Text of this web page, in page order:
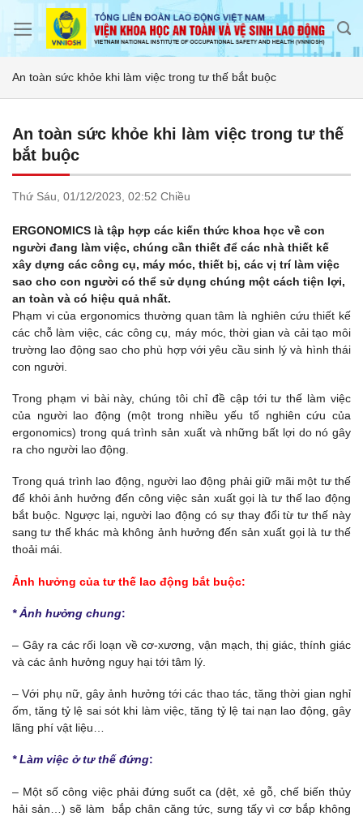
An toàn sức khỏe khi làm việc trong tư thế bắt buộc
An toàn sức khỏe khi làm việc trong tư thế
bắt buộc
Thứ Sáu, 01/12/2023, 02:52 Chiều
ERGONOMICS là tập hợp các kiến thức khoa học về con
người đang làm việc, chúng cần thiết để các nhà thiết kế
xây dựng các công cụ, máy móc, thiết bị, các vị trí làm việc
sao cho con người có thể sử dụng chúng một cách tiện lợi,
an toàn và có hiệu quả nhất.
Phạm vi của ergonomics thường quan tâm là nghiên cứu thiết kế
các chỗ làm việc, các công cụ, máy móc, thời gian và cải tạo môi
trường lao động sao cho phù hợp với yêu cầu sinh lý và hình thái
con người.
Trong phạm vi bài này, chúng tôi chỉ đề cập tới tư thế làm việc
của người lao động (một trong nhiều yếu tố nghiên cứu của
ergonomics) trong quá trình sản xuất và những bất lợi do nó gây
ra cho người lao động.
Trong quá trình lao động, người lao động phải giữ mãi một tư thế
để khỏi ảnh hưởng đến công việc sản xuất gọi là tư thế lao động
bắt buộc. Ngược lại, người lao động có sự thay đổi từ tư thế này
sang tư thế khác mà không ảnh hưởng đến sản xuất gọi là tư thế
thoải mái.
Ảnh hưởng của tư thế lao động bắt buộc:
* Ảnh hưởng chung:
– Gây ra các rối loạn về cơ-xương, vận mạch, thị giác, thính giác
và các ảnh hưởng nguy hại tới tâm lý.
– Với phụ nữ, gây ảnh hưởng tới các thao tác, tăng thời gian nghỉ
ốm, tăng tỷ lệ sai sót khi làm việc, tăng tỷ lệ tai nạn lao động, gây
lãng phí vật liệu…
* Làm việc ở tư thế đứng:
– Một số công việc phải đứng suốt ca (dệt, xẻ gỗ, chế biến thủy
hải sản…) sẽ làm bắp chân căng tức, sưng tấy vì cơ bắp không